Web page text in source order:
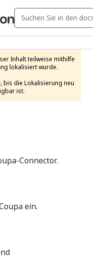
Inhalt teilweise mithilfe
lokalisiert wurde.
bis die Lokalisierung neu
ist.
Connector.
ein.